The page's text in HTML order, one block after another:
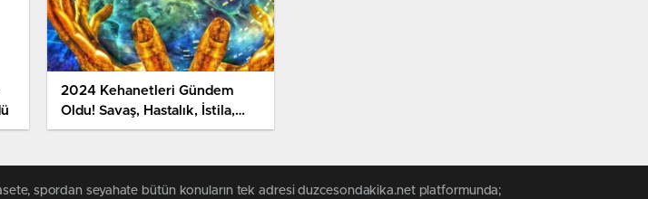
2024 Kehanetleri Gündem
Oldu! Savaş, Hastalık, İstila,
Tüm Dünya Risk Altında!
spordan seyahate bütün konuların tek adresi duzcesondakika.net platformunda;